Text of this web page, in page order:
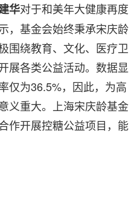
华对于和美年大健康再度
，基金会始终秉承宋庆龄
围绕教育、文化、医疗卫
展各类公益活动。数据显
仅为36.5%，因此，为高
义重大。上海宋庆龄基金
作开展控糖公益项目，能